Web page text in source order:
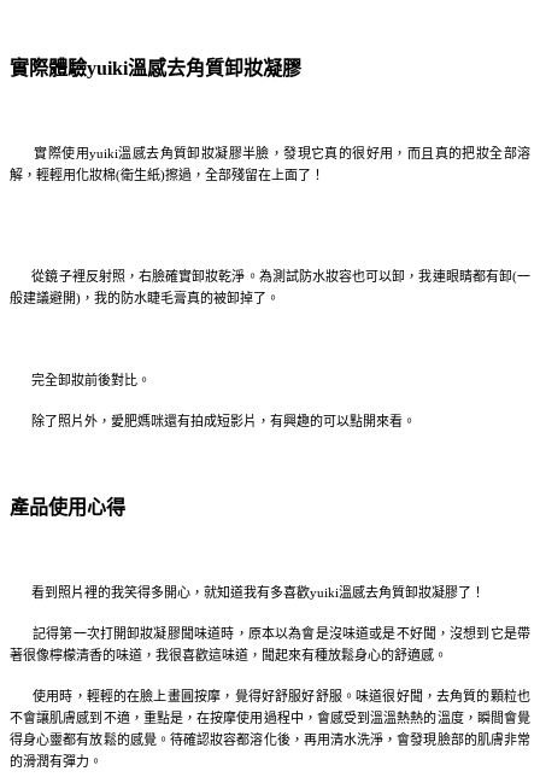
實際體驗yuiki溫感去角質卸妝凝膠
實際使用yuiki溫感去角質卸妝凝膠半臉，發現它真的很好用，而且真的把妝全部溶
解，輕輕用化妝棉(衛生紙)擦過，全部殘留在上面了！
從鏡子裡反射照，右臉確實卸妝乾淨。為測試防水妝容也可以卸，我連眼睛都有卸(一
般建議避開)，我的防水睫毛膏真的被卸掉了。
完全卸妝前後對比。
除了照片外，愛肥媽咪還有拍成短影片，有興趣的可以點開來看。
產品使用心得
看到照片裡的我笑得多開心，就知道我有多喜歡yuiki溫感去角質卸妝凝膠了！
記得第一次打開卸妝凝膠聞味道時，原本以為會是沒味道或是不好聞，沒想到它是帶
著很像檸檬清香的味道，我很喜歡這味道，聞起來有種放鬆身心的舒適感。
使用時，輕輕的在臉上畫圓按摩，覺得好舒服好舒服。味道很好聞，去角質的顆粒也
不會讓肌膚感到不適，重點是，在按摩使用過程中，會感受到溫溫熱熱的溫度，瞬間會覺
得身心靈都有放鬆的感覺。待確認妝容都溶化後，再用清水洗淨，會發現臉部的肌膚非常
的滑潤有彈力。